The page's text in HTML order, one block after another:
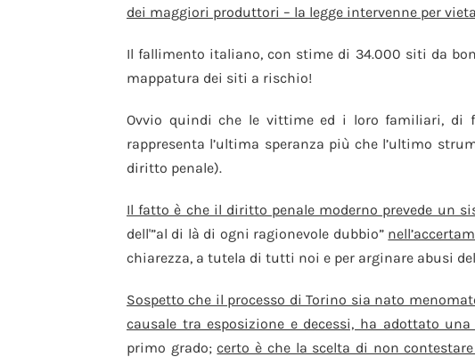
dei maggiori produttori – la legge intervenne per
Il fallimento italiano, con stime di 34.000 siti da
mappatura dei siti a rischio!
Ovvio quindi che le vittime ed i loro familiari, di
rappresenta l’ultima speranza più che l’ultimo
diritto penale).
Il fatto è che il diritto penale moderno prevede un
dell'”al di là di ogni ragionevole dubbio”
chiarezza, a tutela di tutti noi e per arginare abusi
Sospetto che il processo di Torino sia nato
causale tra esposizione e decessi, ha adottato
primo grado;certo è che la scelta di non